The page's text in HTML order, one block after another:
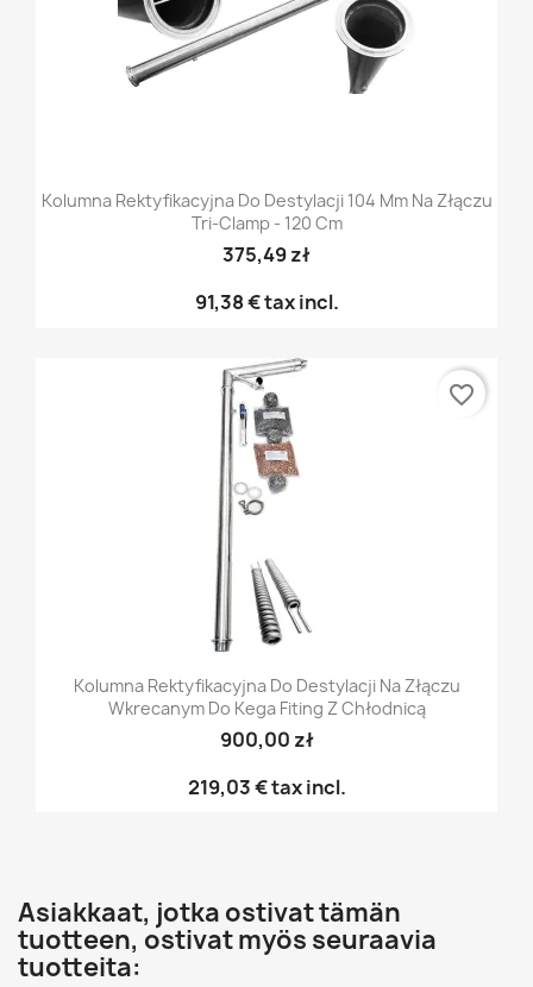
Kolumna Rektyfikacyjna Do Destylacji 104 Mm Na Złączu
Tri-Clamp - 120 Cm
375,49 zł
91,38 €tax incl.
Kolumna Rektyfikacyjna Do Destylacji Na Złączu
Wkrecanym Do Kega Fiting Z Chłodnicą
900,00 zł
219,03 €tax incl.
favorite_border
Asiakkaat, jotka ostivat tämän
tuotteen, ostivat myös seuraavia
tuotteita: